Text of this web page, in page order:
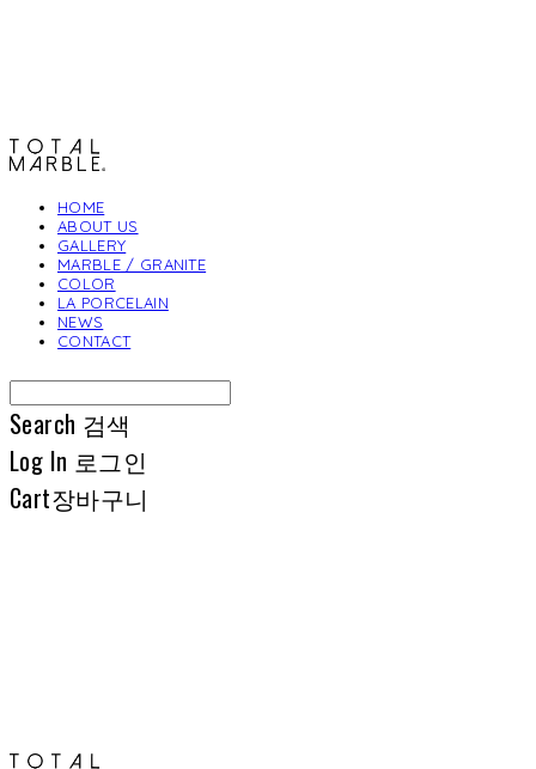
HOME
ABOUT US
GALLERY
MARBLE / GRANITE
COLOR
LA PORCELAIN
NEWS
CONTACT
Search 검색
Log In 로그인
Cart장바구니